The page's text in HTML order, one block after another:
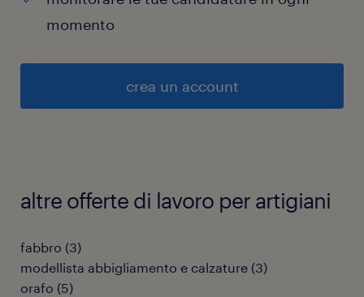
momento
crea un account
altre offerte di lavoro per artigiani
fabbro (3)
modellista abbigliamento e calzature (3)
orafo (5)